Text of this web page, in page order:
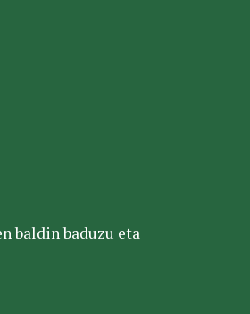
baldin baduzu eta